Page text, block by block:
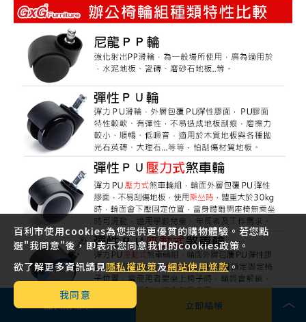
立即結帳
百利市使用cookies為您提供更優質的購物體驗。若您點
選"我同意"後，即表示您同意我們的cookies政策。
欲了解更多資訊請見隱私權政策及網站使用條款。
我同意